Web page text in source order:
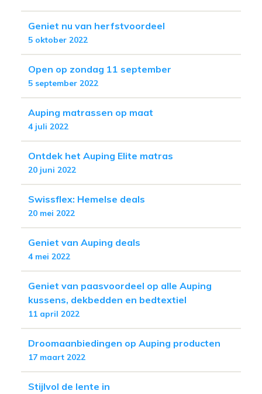
Geniet nu van herfstvoordeel
5 oktober 2022
Open op zondag 11 september
5 september 2022
Auping matrassen op maat
4 juli 2022
Ontdek het Auping Elite matras
20 juni 2022
Swissflex: Hemelse deals
20 mei 2022
Geniet van Auping deals
4 mei 2022
Geniet van paasvoordeel op alle Auping
kussens, dekbedden en bedtextiel
11 april 2022
Droomaanbiedingen op Auping producten
17 maart 2022
Stijlvol de lente in